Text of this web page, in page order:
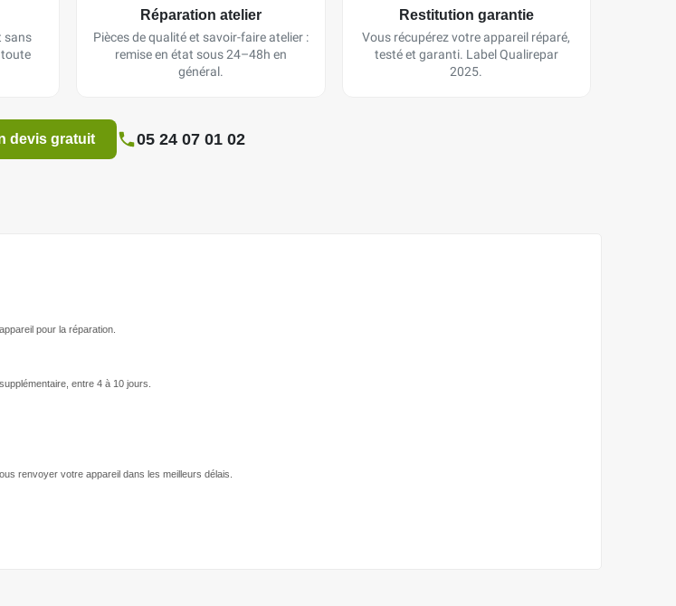
sans
Réparation atelier
Pièces de qualité et savoir-faire atelier :
remise en état sous 24–48h en
général.
Restitution garantie
Vous récupérez votre appareil réparé,
testé et garanti. Label Qualirepar
2025.
devis gratuit 05 24 07 01 02
pour la réparation.
entre 4 à 10 jours.
renvoyer votre appareil dans les meilleurs délais.